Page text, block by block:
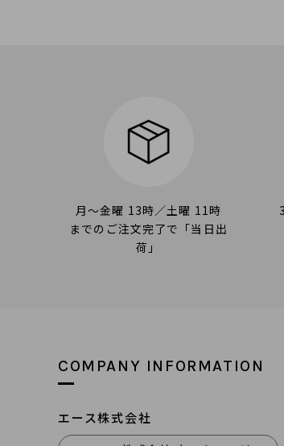
月～金曜 13時／土曜 11時
までのご注文完了で「当日出
荷」
COMPANY INFORMATION
エース株式会社